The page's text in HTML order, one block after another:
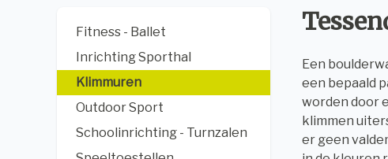
Fitness - Ballet
Inrichting Sporthal
Klimmuren
Outdoor Sport
Schoolinrichting - Turnzalen
Een
een bepaald
worden door
klimmen
er geen